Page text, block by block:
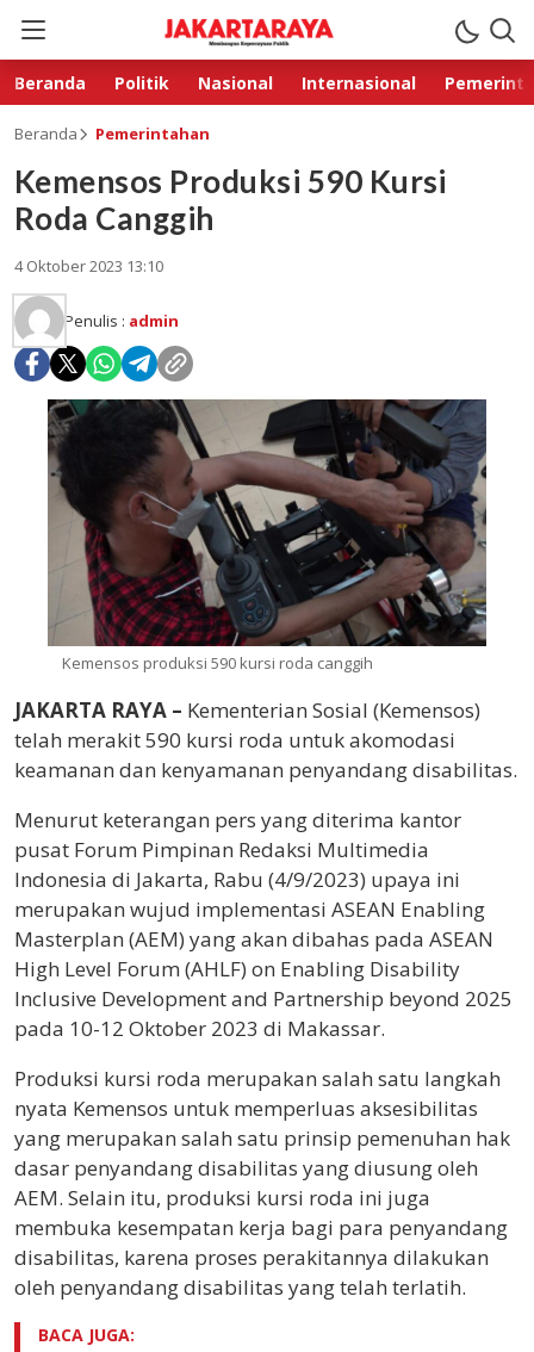
Beranda Politik Nasional Internasional
Beranda Pemerintahan
Kemensos Produksi 590 Kursi
Roda Canggih
4 Oktober 2023 13:10
Penulis : admin
Kemensos produksi 590 kursi roda canggih
JAKARTA RAYA – Kementerian Sosial (Kemensos)
telah merakit 590 kursi roda untuk akomodasi
keamanan dan kenyamanan penyandang disabilitas.
Menurut keterangan pers yang diterima kantor
pusat Forum Pimpinan Redaksi Multimedia
Indonesia di Jakarta, Rabu (4/9/2023) upaya ini
merupakan wujud implementasi ASEAN Enabling
Masterplan (AEM) yang akan dibahas pada ASEAN
High Level Forum (AHLF) on Enabling Disability
Inclusive Development and Partnership beyond 2025
pada 10-12 Oktober 2023 di Makassar.
Produksi kursi roda merupakan salah satu langkah
nyata Kemensos untuk memperluas aksesibilitas
yang merupakan salah satu prinsip pemenuhan hak
dasar penyandang disabilitas yang diusung oleh
AEM. Selain itu, produksi kursi roda ini juga
membuka kesempatan kerja bagi para penyandang
disabilitas, karena proses perakitannya dilakukan
oleh penyandang disabilitas yang telah terlatih.
BACA JUGA: